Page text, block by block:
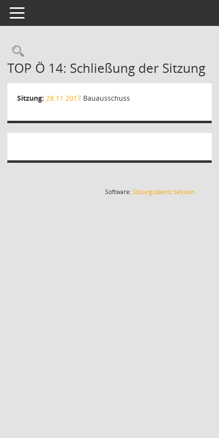
Toggle navigation
Rechercheauswahl
TOP Ö 14: Schließung der Sitzung
Sitzung: 28.11.2017 Bauausschuss
Software:SitzungsdienstSession(Wird in